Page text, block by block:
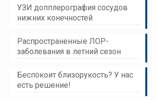
УЗИ допплерография сосудов
нижних конечностей
Распространенные ЛОР-
заболевания в летний сезон
Беспокоит близорукость? У нас
есть решение!